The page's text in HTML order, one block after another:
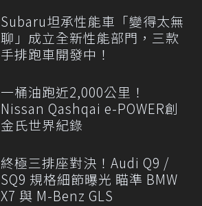
Subaru坦承性能車「變得太無
聊」成立全新性能部門，三款
手排跑車開發中！
一桶油跑近2,000公里！
Nissan Qashqai e-POWER創
金氏世界紀錄
終極三排座對決！Audi Q9 /
SQ9 規格細節曝光 瞄準 BMW
X7 與 M-Benz GLS